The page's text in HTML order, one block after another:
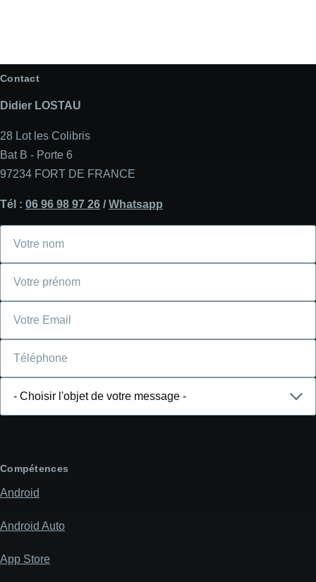
Contact
Didier LOSTAU
28 Lot les Colibris
Bat B - Porte 6
97234 FORT DE FRANCE
Tél : 06 96 98 97 26 /Whatsapp
message
Compétences
Android
Android Auto
App Store